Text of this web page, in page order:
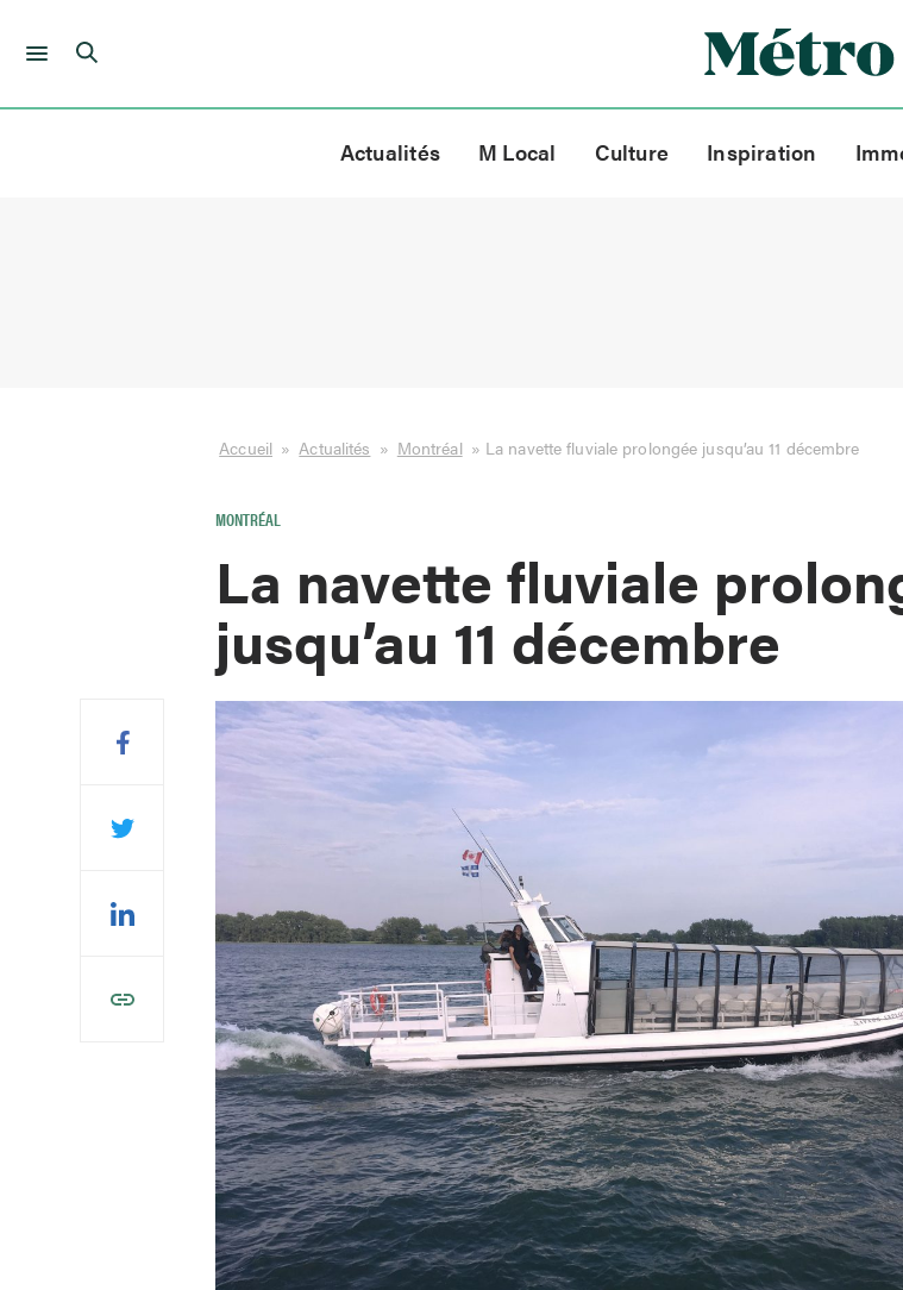
Skip
Actualités M Local Culture Inspiration
Accueil » Actualités » Montréal » La navette fluviale prolongée jusqu’au 11 décembre
MONTRÉAL
La navette fluviale
jusqu’au 11 décembre